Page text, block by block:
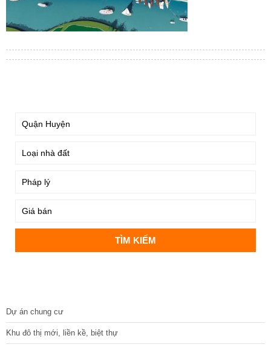
Dự án chung cư
Khu đô thị mới, liền kề, biệt thự